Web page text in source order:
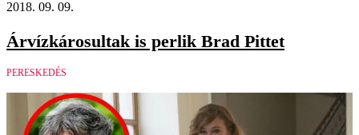
2018. 09. 09.
Árvízkárosultak is perlik Brad Pittet
PERESKEDÉS